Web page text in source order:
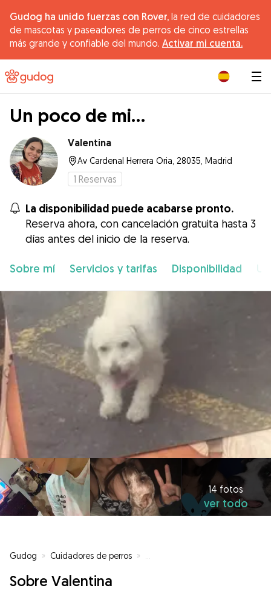
Gudog ha unido fuerzas con Rover, la red de cuidadores
de mascotas y paseadores de perros de cinco estrellas
más grande y confiable del mundo. Activar mi cuenta.
Un poco de mi...
Valentina
Av Cardenal Herrera Oria, 28035, Madrid
1 Reservas
La disponibilidad puede acabarse pronto.
Reserva ahora, con cancelación gratuita hasta 3
días antes del inicio de la reserva.
Sobre mí Servicios y tarifas Disponibilidad
14 fotos
ver todo
Gudog » Cuidadores de perros »
Sobre Valentina